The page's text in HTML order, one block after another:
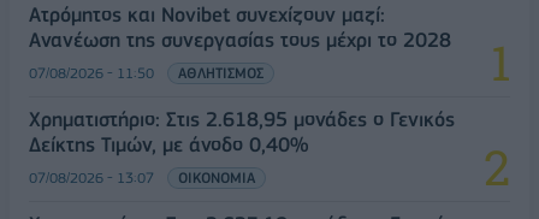
Ατρόμητος και Novibet συνεχίζουν μαζί:
Ανανέωση της συνεργασίας τους μέχρι το 2028
07/08/2026 - 11:50 ΑΘΛΗΤΙΣΜΟΣ
Χρηματιστήριο: Στις 2.618,95 μονάδες ο Γενικός
Δείκτης Τιμών, με άνοδο 0,40%
07/08/2026 - 13:07 ΟΙΚΟΝΟΜΙΑ